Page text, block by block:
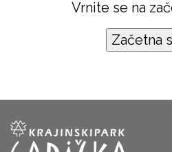
Vrnite se na